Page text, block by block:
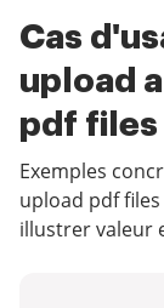
Cas
upload
pdf files
Exemples
upload pdf
illustrer valeur